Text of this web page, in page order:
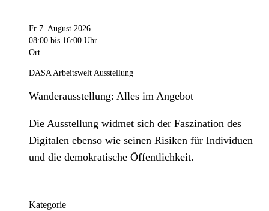
Fr 7. August 2026
08:00 bis 16:00 Uhr
Ort
DASA Arbeitswelt Ausstellung
Wanderausstellung: Alles im Angebot
Die Ausstellung widmet sich der Faszination des
Digitalen ebenso wie seinen Risiken für Individuen
und die demokratische Öffentlichkeit.
Kategorie